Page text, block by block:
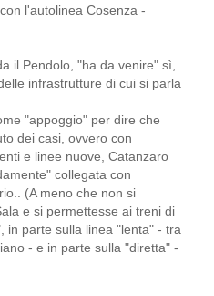
l'autolinea Cosenza -
il Pendolo, "ha da venire" sì,
infrastrutture di cui si parla
"appoggio" per dire che
dei casi, ovvero con
e linee nuove, Catanzaro
collegata con
(A meno che non si
e si permettesse ai treni di
in parte sulla linea "lenta" - tra
- e in parte sulla "diretta" -